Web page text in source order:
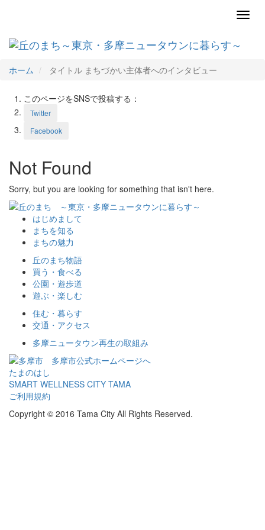
ホーム タイトル まちづかい主体者へのインタビュー
このページをSNSで投稿する：
Twitter
Facebook
Not Found
Sorry, but you are looking for something that isn't here.
はじめまして
まちを知る
まちの魅力
丘のまち物語
買う・食べる
公園・遊歩道
遊ぶ・楽しむ
住む・暮らす
交通・アクセス
多摩ニュータウン再生の取組み
多摩市公式ホームページへ
たまのはし
SMART WELLNESS CITY TAMA
ご利用規約
Copyright © 2016 Tama City All Rights Reserved.